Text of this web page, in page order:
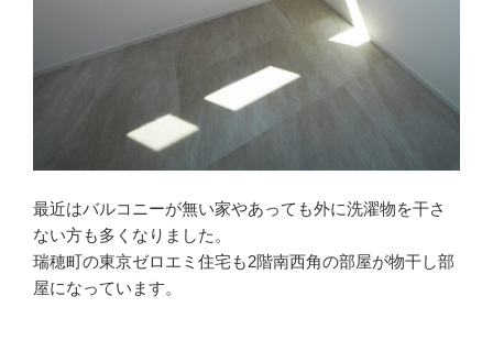
最近はバルコニーが無い家やあっても外に洗濯物を干さ
ない方も多くなりました。
瑞穂町の東京ゼロエミ住宅も2階南西角の部屋が物干し部
屋になっています。